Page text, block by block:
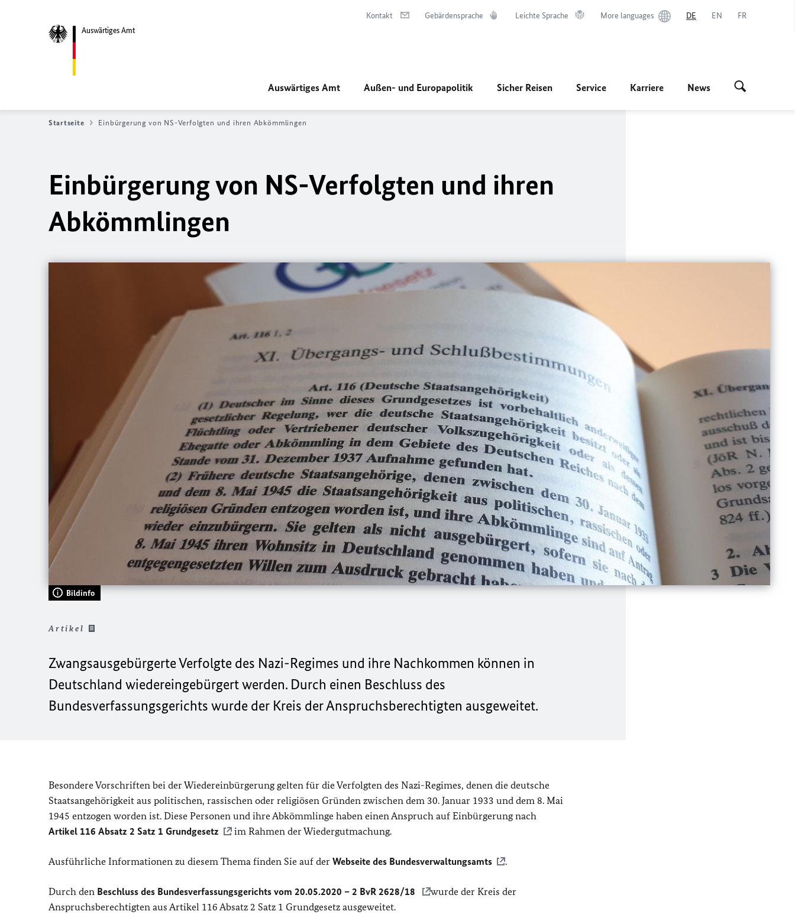
Auswärtiges Amt
Kontakt Gebärdensprache Leichte Sprache More languages DE EN FR
Auswärtiges Amt Außen- und Europapolitik Sicher Reisen Service Karriere News
Startseite Einbürgerung von NS-Verfolgten und ihren Abkömmlingen
Einbürgerung von NS-Verfolgten und ihren
Abkömmlingen
Bildinfo
Artikel
Zwangsausgebürgerte Verfolgte des Nazi-Regimes und ihre Nachkommen können in
Deutschland wiedereingebürgert werden. Durch einen Beschluss des
Bundesverfassungsgerichts wurde der Kreis der Anspruchsberechtigten ausgeweitet.
Besondere Vorschriften bei der Wiedereinbürgerung gelten für die Verfolgten des Nazi-Regimes, denen die deutsche
Staatsangehörigkeit aus politischen, rassischen oder religiösen Gründen zwischen dem 30. Januar 1933 und dem 8. Mai
1945 entzogen worden ist. Diese Personen und ihre Abkömmlinge haben einen Anspruch auf Einbürgerung nach
Artikel 116 Absatz 2 Satz 1 Grundgesetz
im Rahmen der Wiedergutmachung.
Ausführliche Informationen zu diesem Thema finden Sie auf der Webseite des Bundesverwaltungsamts .
Durch den Beschluss des Bundesverfassungsgerichts vom 20.05.2020 – 2 BvR 2628/18
wurde der Kreis der
Anspruchsberechtigten aus Artikel 116 Absatz 2 Satz 1 Grundgesetz ausgeweitet.